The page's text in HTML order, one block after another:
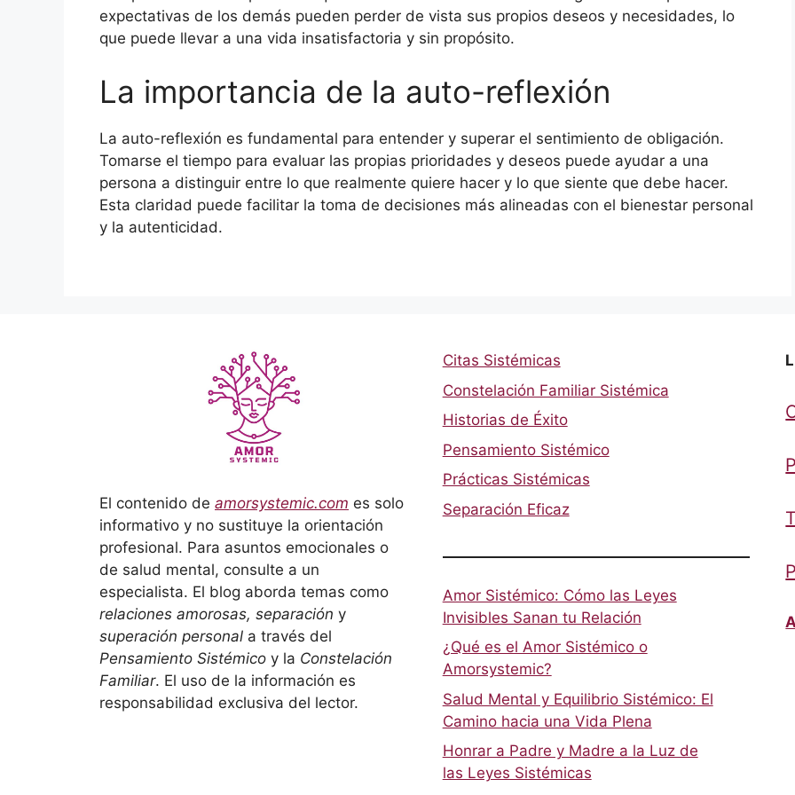
expectativas de los demás pueden perder de vista sus propios deseos y necesidades, lo
que puede llevar a una vida insatisfactoria y sin propósito.
La importancia de la auto-reflexión
La auto-reflexión es fundamental para entender y superar el sentimiento de obligación.
Tomarse el tiempo para evaluar las propias prioridades y deseos puede ayudar a una
persona a distinguir entre lo que realmente quiere hacer y lo que siente que debe hacer.
Esta claridad puede facilitar la toma de decisiones más alineadas con el bienestar personal
y la autenticidad.
El contenido de amorsystemic.com es solo
informativo y no sustituye la orientación
profesional. Para asuntos emocionales o
de salud mental, consulte a un
especialista. El blog aborda temas como
relaciones amorosas, separación y
superación personal a través del
Pensamiento Sistémico y la Constelación
Familiar. El uso de la información es
responsabilidad exclusiva del lector.
Citas Sistémicas
Constelación Familiar Sistémica
Historias de Éxito
Pensamiento Sistémico
Prácticas Sistémicas
Separación Eficaz
Amor Sistémico: Cómo las Leyes
Invisibles Sanan tu Relación
¿Qué es el Amor Sistémico o
Amorsystemic?
Salud Mental y Equilibrio Sistémico: El
Camino hacia una Vida Plena
Honrar a Padre y Madre a la Luz de
las Leyes Sistémicas